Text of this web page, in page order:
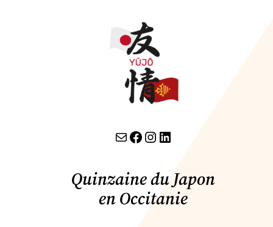
contact par email lien facebook Instagram LinkedIn
Quinzaine du Japon
en Occitanie